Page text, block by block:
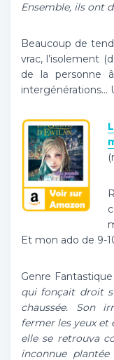
Ensemble, ils ont
Beaucoup de
vrac, l’isolement
de la personne
intergénérations…
Et mon ado de 9-
Genre Fantastique
qui fonçait droit
chaussée. Son
fermer les yeux et
elle se retrouva
inconnue plantée